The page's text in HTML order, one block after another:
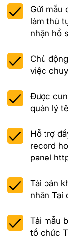
Gửi mẫu
làm thủ
nhận hồ
Chủ
việc
Được
quản lý
Hỗ trợ
record
panel
Tải bản
nhân Tại
Tải mẫu
tổ chức